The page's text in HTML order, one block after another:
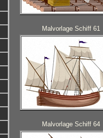
Malvorlage Schiff 61
Malvorlage Schiff 64